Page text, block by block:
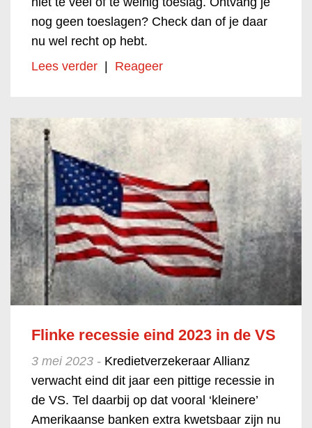
nog geen toeslagen? Check dan of je daar
nu wel recht op hebt.
Lees verder | Reageer
Flinke recessie eind 2023 in de VS
3 mei 2023 - Kredietverzekeraar Allianz
verwacht eind dit jaar een pittige recessie in
de VS. Tel daarbij op dat vooral ‘kleinere’
Amerikaanse banken extra kwetsbaar zijn nu